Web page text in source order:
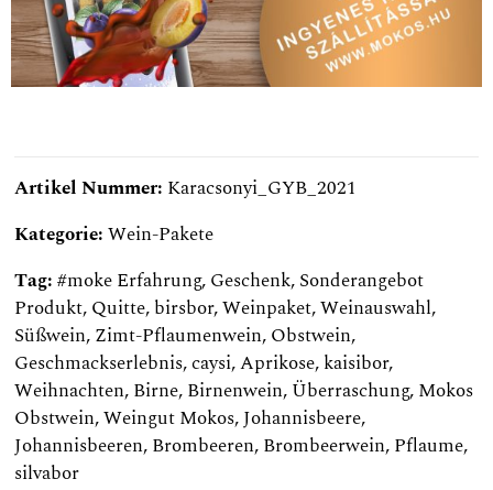
Artikel Nummer: Karacsonyi_GYB_2021
Kategorie:Wein-Pakete
Tag:#moke Erfahrung,Geschenk,Sonderangebot
Produkt,Quitte,birsbor,Weinpaket,Weinauswahl,
Süßwein,Zimt-Pflaumenwein,Obstwein,
Geschmackserlebnis,caysi,Aprikose,kaisibor,
Weihnachten,Birne,Birnenwein,Überraschung,Mokos
Obstwein,Weingut Mokos,Johannisbeere,
Johannisbeeren,Brombeeren,Brombeerwein,Pflaume,
silvabor